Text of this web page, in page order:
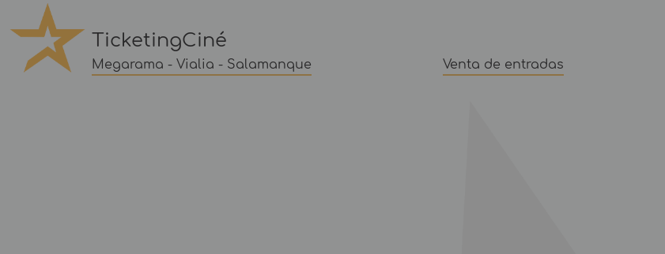
TicketingCiné
Megarama - Vialia - Salamanque Venta de entradas